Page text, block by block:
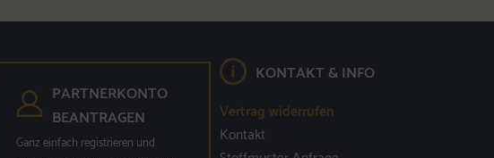
PARTNERKONTO
BEANTRAGEN
Ganz einfach registrieren und
KONTAKT & INFO
Vertrag widerrufen
Kontakt